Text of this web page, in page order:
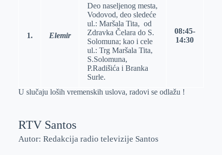
1. Elemir
Deo naseljenog mesta,
Vodovod, deo sledeće
ul.: Maršala Tita, od
Zdravka Čelara do S.
Solomuna; kao i cele
ul.: Trg Maršala Tita,
S.Solomuna,
P.Radišića i Branka
Surle.
08:45-
14:30
U slučaju loših vremenskih uslova, radovi se odlažu !
RTV Santos
Autor: Redakcija radio televizije Santos